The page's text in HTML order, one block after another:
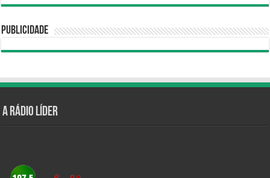
Publicidade
A Rádio Líder